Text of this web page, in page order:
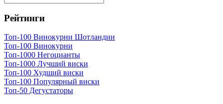
Рейтинги
Топ-100 Винокурни Шотландии
Топ-100 Винокурни
Топ-1000 Негоцианты
Топ-1000 Лучший виски
Топ-100 Худший виски
Топ-100 Популярный виски
Топ-50 Дегустаторы